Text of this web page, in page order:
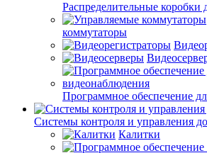
Распределительные коробки
коммутаторы
Программное обеспечение
Системы контроля и управления
Калитки